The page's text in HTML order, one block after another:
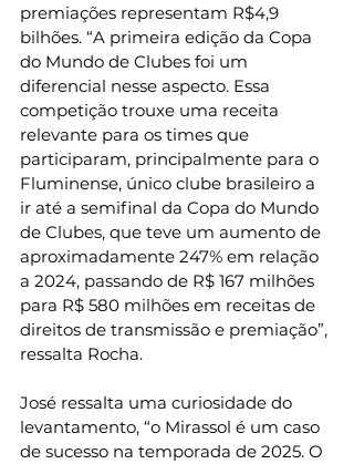
premiações representam R$4,9
bilhões. “A primeira edição da Copa
do Mundo de Clubes foi um
diferencial nesse aspecto. Essa
competição trouxe uma receita
relevante para os times que
participaram, principalmente para o
Fluminense, único clube brasileiro a
ir até a semifinal da Copa do Mundo
de Clubes, que teve um aumento de
aproximadamente 247% em relação
a 2024, passando de R$ 167 milhões
para R$ 580 milhões em receitas de
direitos de transmissão e premiação”,
ressalta Rocha.
José ressalta uma curiosidade do
levantamento, “o Mirassol é um caso
de sucesso na temporada de 2025. O